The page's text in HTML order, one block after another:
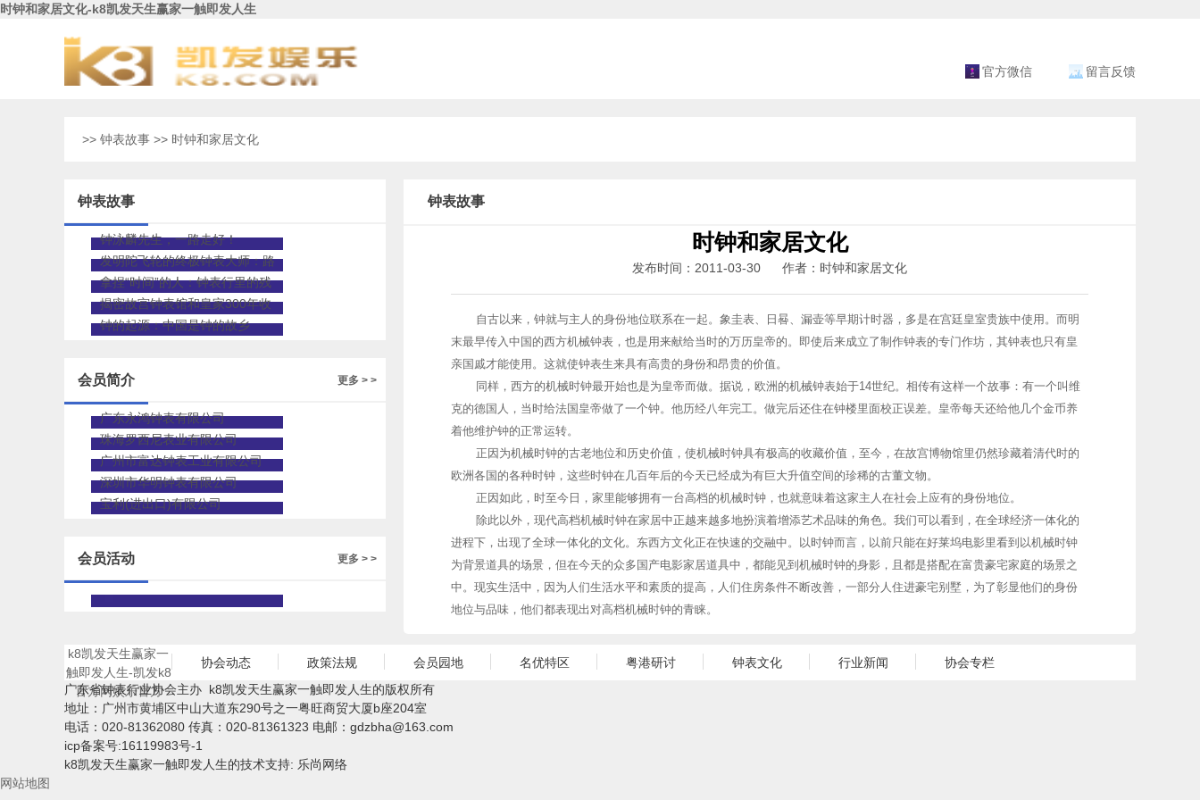
时钟和家居文化-k8凯发天生赢家一触即发人生
官方微信 留言反馈
>> 钟表故事 >> 时钟和家居文化
钟表故事
钟泳麟先生，一路走好！
发明陀飞轮的终极钟表大师：路
易•宝玑先生
拿捏“时间”的人：钟表行里的残
疾修表师
揭密故宫钟表馆和皇家300年收
藏
钟的起源：中国是钟的故乡
更多 > >
会员简介
广东永鸿钟表有限公司
珠海罗西尼表业有限公司
广州市富达钟表工业有限公司
深圳市华明钟表有限公司
宝利(进出口)有限公司
更多 > >
会员活动
钟表故事
时钟和家居文化
发布时间：2011-03-30 作者：时钟和家居文化
自古以来，钟就与主人的身份地位联系在一起。象圭表、日晷、漏壶等早期计时器，多是在宫廷皇室贵族中使用。而明
末最早传入中国的西方机械钟表，也是用来献给当时的万历皇帝的。即使后来成立了制作钟表的专门作坊，其钟表也只有皇
亲国戚才能使用。这就使钟表生来具有高贵的身份和昂贵的价值。
同样，西方的机械时钟最开始也是为皇帝而做。据说，欧洲的机械钟表始于14世纪。相传有这样一个故事：有一个叫维
克的德国人，当时给法国皇帝做了一个钟。他历经八年完工。做完后还住在钟楼里面校正误差。皇帝每天还给他几个金币养
着他维护钟的正常运转。
正因为机械时钟的古老地位和历史价值，使机械时钟具有极高的收藏价值，至今，在故宫博物馆里仍然珍藏着清代时的
欧洲各国的各种时钟，这些时钟在几百年后的今天已经成为有巨大升值空间的珍稀的古董文物。
正因如此，时至今日，家里能够拥有一台高档的机械时钟，也就意味着这家主人在社会上应有的身份地位。
除此以外，现代高档机械时钟在家居中正越来越多地扮演着增添艺术品味的角色。我们可以看到，在全球经济一体化的
进程下，出现了全球一体化的文化。东西方文化正在快速的交融中。以时钟而言，以前只能在好莱坞电影里看到以机械时钟
为背景道具的场景，但在今天的众多国产电影家居道具中，都能见到机械时钟的身影，且都是搭配在富贵豪宅家庭的场景之
中。现实生活中，因为人们生活水平和素质的提高，人们住房条件不断改善，一部分人住进豪宅别墅，为了彰显他们的身份
地位与品味，他们都表现出对高档机械时钟的青睐。
k8凯发天生赢家一
触即发人生-凯发k8
官方网娱乐官方
协会动态 政策法规 会员园地 名优特区 粤港研讨 钟表文化 行业新闻
协会专栏
广东省钟表行业协会主办 k8凯发天生赢家一触即发人生的版权所有
地址：广州市黄埔区中山大道东290号之一粤旺商贸大厦b座204室
电话：020-81362080 传真：020-81361323 电邮： gdzbha@163.com
icp备案号:16119983号-1
k8凯发天生赢家一触即发人生的技术支持: 乐尚网络
网站地图